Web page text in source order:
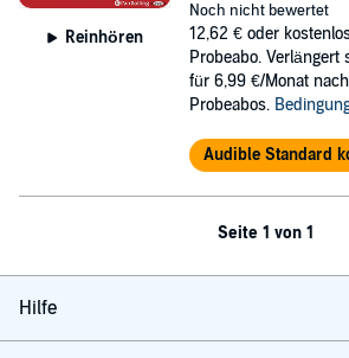
Reinhören
Noch nicht bewertet
12,62 € oder
Probeabo.
für 6,99 €/Monat
Probeabos.
Audible Standard
Seite 1 von 1
Hilfe